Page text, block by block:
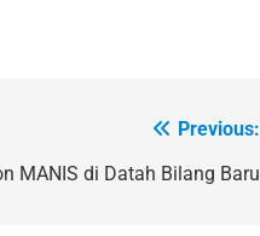
Previous:
MANIS di Datah Bilang Baru